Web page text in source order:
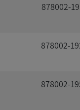
878002-
878002-
878002-